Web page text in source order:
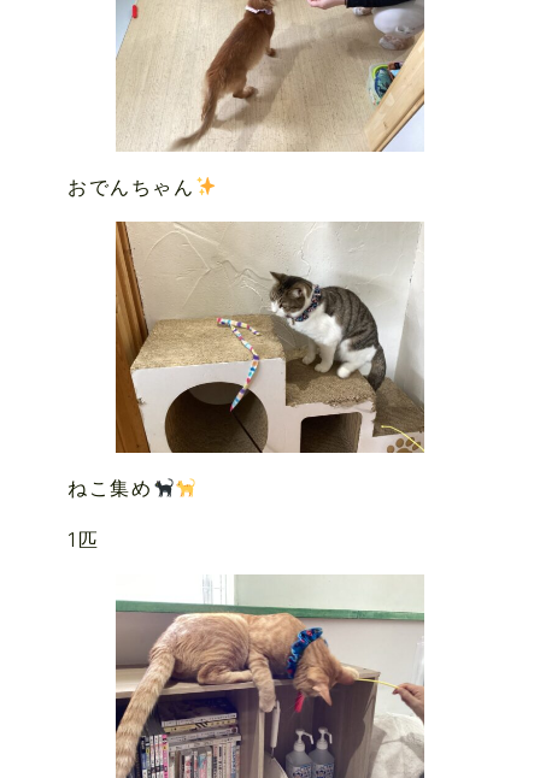
おでんちゃん
ねこ集め
1匹